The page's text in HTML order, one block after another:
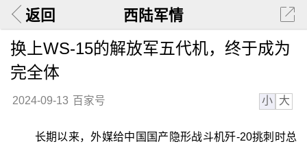
返回 西陆军情
换上WS-15的解放军五代机，终于成为
完全体
2024-09-13 百家号 小 大
长期以来，外媒给中国国产隐形战斗机歼-20挑刺时总